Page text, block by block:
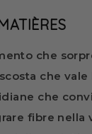
che
che
che
fibre nella